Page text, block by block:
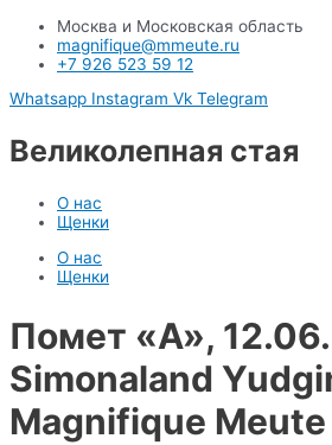
Москва и Московская область
magnifique@mmeute.ru
+7 926 523 59 12
Whatsapp Instagram Vk Telegram
Великолепная стая
О нас
Щенки
О нас
Щенки
Помет «A»,
Simonaland
Magnifique Meute